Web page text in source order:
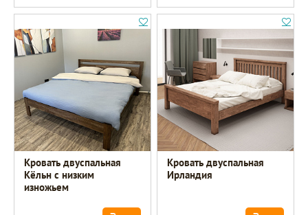
Кровать двуспальная
Кёльн с низким
изножьем
Кровать двуспальная
Ирландия